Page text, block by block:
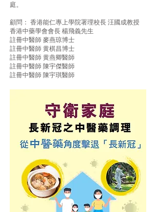
庭。
顧問： 香港能仁專上學院署理校長 汪國成教授
香港中藥學會會長 楊飛義先生
註冊中醫師 麥燕琼博士
註冊中醫師 黄棋昌博士
註冊中醫師 黄燕卿醫師
註冊中醫師 陳宇傑醫師
註冊中醫師 陳宇琪醫師